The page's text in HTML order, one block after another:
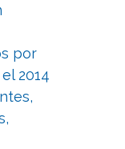
por
2014